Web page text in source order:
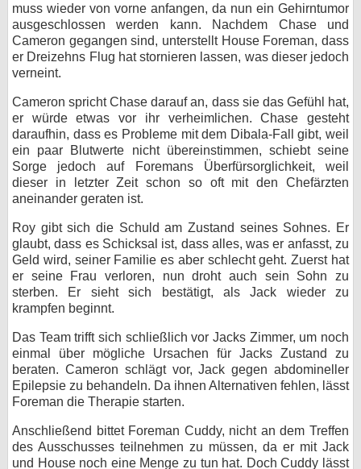
muss wieder von vorne anfangen, da nun ein Gehirntumor
ausgeschlossen werden kann. Nachdem Chase und
Cameron gegangen sind, unterstellt House Foreman, dass
er Dreizehns Flug hat stornieren lassen, was dieser jedoch
verneint.
Cameron spricht Chase darauf an, dass sie das Gefühl hat,
er würde etwas vor ihr verheimlichen. Chase gesteht
daraufhin, dass es Probleme mit dem Dibala-Fall gibt, weil
ein paar Blutwerte nicht übereinstimmen, schiebt seine
Sorge jedoch auf Foremans Überfürsorglichkeit, weil
dieser in letzter Zeit schon so oft mit den Chefärzten
aneinander geraten ist.
Roy gibt sich die Schuld am Zustand seines Sohnes. Er
glaubt, dass es Schicksal ist, dass alles, was er anfasst, zu
Geld wird, seiner Familie es aber schlecht geht. Zuerst hat
er seine Frau verloren, nun droht auch sein Sohn zu
sterben. Er sieht sich bestätigt, als Jack wieder zu
krampfen beginnt.
Das Team trifft sich schließlich vor Jacks Zimmer, um noch
einmal über mögliche Ursachen für Jacks Zustand zu
beraten. Cameron schlägt vor, Jack gegen abdomineller
Epilepsie zu behandeln. Da ihnen Alternativen fehlen, lässt
Foreman die Therapie starten.
Anschließend bittet Foreman Cuddy, nicht an dem Treffen
des Ausschusses teilnehmen zu müssen, da er mit Jack
und House noch eine Menge zu tun hat. Doch Cuddy lässt